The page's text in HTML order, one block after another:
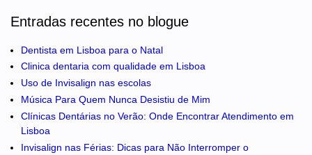
Entradas recentes no blogue
Dentista em Lisboa para o Natal
Clinica dentaria com qualidade em Lisboa
Uso de Invisalign nas escolas
Música Para Quem Nunca Desistiu de Mim
Clínicas Dentárias no Verão: Onde Encontrar Atendimento em
Lisboa
Invisalign nas Férias: Dicas para Não Interromper o